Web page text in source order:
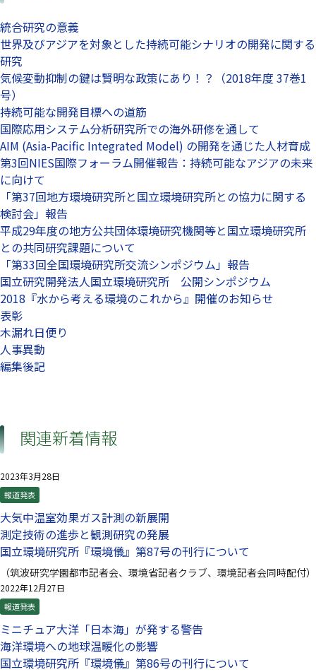
統合研究の意義
世界及びアジアを対象とした持続可能シナリオの開発に関する
研究
気候変動抑制の鍵は賢明な政策にあり！？（2018年度 37巻1
号）
持続可能な開発目標への道筋
国際応用システム分析研究所での海外研修を通して
AIM (Asia-Pacific Integrated Model) の開発を通じた人材育成
第3回NIES国際フォーラム開催報告：持続可能なアジアの未来
に向けて
「第37回地方環境研究所と国立環境研究所との協力に関する
検討会」報告
平成29年度の地方公共団体環境研究機関等と国立環境研究所
との共同研究課題について
「第33回全国環境研究所交流シンポジウム」報告
国立研究開発法人国立環境研究所 公開シンポジウム
2018『水から考える環境のこれから』開催のお知らせ
表彰
木漏れ日便り
人事異動
編集後記
関連新着情報
2023年3月28日
報道発表
大気中温室効果ガス計測の新展開
測定技術の進歩と観測研究の発展
国立環境研究所『環境儀』第87号の刊行について
（筑波研究学園都市記者会、環境省記者クラブ、環境記者会同時配付）
2022年12月27日
報道発表
ミニチュア大洋「日本海」が発する警告
海洋環境への地球温暖化の影響
国立環境研究所『環境儀』第86号の刊行について